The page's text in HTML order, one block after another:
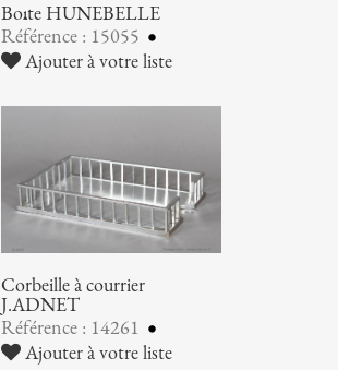
Boîte HUNEBELLE
Référence : 15055
Ajouter à votre liste
Corbeille à courrier
J.ADNET
Référence : 14261
Ajouter à votre liste